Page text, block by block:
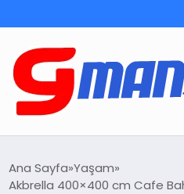
Ana Sayfa Yaşam
Akbrella 400×400 cm Cafe